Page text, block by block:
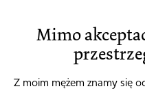
Mimo
Z moim mężem znamy się